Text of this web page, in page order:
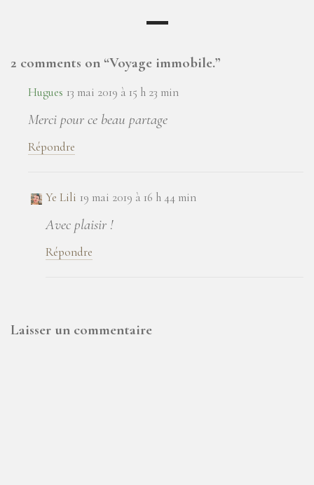
2 comments on “Voyage immobile.”
Hugues 13 mai 2019 à 15 h 23 min
Merci pour ce beau partage
Répondre
Ye Lili 19 mai 2019 à 16 h 44 min
Avec plaisir !
Répondre
Laisser un commentaire